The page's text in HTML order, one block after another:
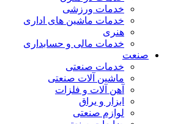
خدمات ورزشی
خدمات ماشین های اداری
هنری
خدمات مالی و حسابداری
صنعت
خدمات صنعتی
ماشین آلات صنعتی
آهن آلات و فلزات
ابزار و یراق
لوازم صنعتی